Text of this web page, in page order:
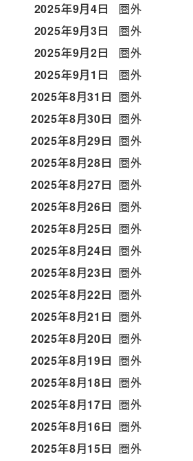
2025年9月4日
圏外
2025年9月3日
圏外
2025年9月2日
圏外
2025年9月1日
圏外
2025年8月31日 圏外
2025年8月30日 圏外
2025年8月29日 圏外
2025年8月28日 圏外
2025年8月27日 圏外
2025年8月26日 圏外
2025年8月25日 圏外
2025年8月24日 圏外
2025年8月23日 圏外
2025年8月22日 圏外
2025年8月21日 圏外
2025年8月20日 圏外
2025年8月19日 圏外
2025年8月18日 圏外
2025年8月17日 圏外
2025年8月16日 圏外
2025年8月15日 圏外